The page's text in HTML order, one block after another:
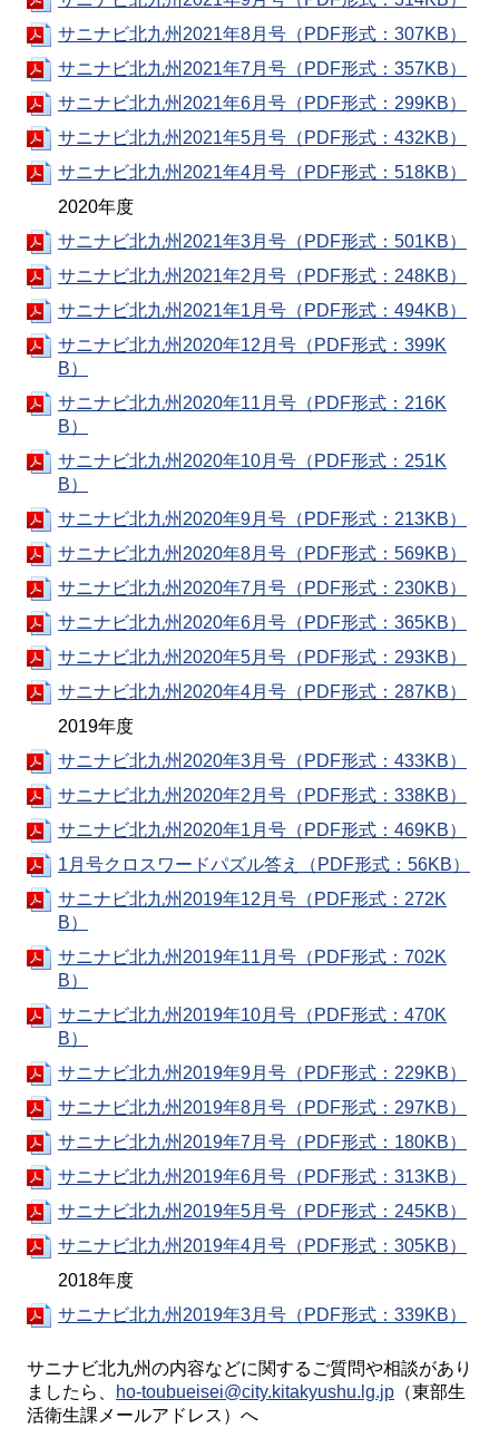
サニナビ北九州2021年8月号（PDF形式：307KB）
サニナビ北九州2021年7月号（PDF形式：357KB）
サニナビ北九州2021年6月号（PDF形式：299KB）
サニナビ北九州2021年5月号（PDF形式：432KB）
サニナビ北九州2021年4月号（PDF形式：518KB）
2020年度
サニナビ北九州2021年3月号（PDF形式：501KB）
サニナビ北九州2021年2月号（PDF形式：248KB）
サニナビ北九州2021年1月号（PDF形式：494KB）
サニナビ北九州2020年12月号（PDF形式：399K
B）
サニナビ北九州2020年11月号（PDF形式：216K
B）
サニナビ北九州2020年10月号（PDF形式：251K
B）
サニナビ北九州2020年9月号（PDF形式：213KB）
サニナビ北九州2020年8月号（PDF形式：569KB）
サニナビ北九州2020年7月号（PDF形式：230KB）
サニナビ北九州2020年6月号（PDF形式：365KB）
サニナビ北九州2020年5月号（PDF形式：293KB）
サニナビ北九州2020年4月号（PDF形式：287KB）
2019年度
サニナビ北九州2020年3月号（PDF形式：433KB）
サニナビ北九州2020年2月号（PDF形式：338KB）
サニナビ北九州2020年1月号（PDF形式：469KB）
1月号クロスワードパズル答え（PDF形式：56KB）
サニナビ北九州2019年12月号（PDF形式：272K
B）
サニナビ北九州2019年11月号（PDF形式：702K
B）
サニナビ北九州2019年10月号（PDF形式：470K
B）
サニナビ北九州2019年9月号（PDF形式：229KB）
サニナビ北九州2019年8月号（PDF形式：297KB）
サニナビ北九州2019年7月号（PDF形式：180KB）
サニナビ北九州2019年6月号（PDF形式：313KB）
サニナビ北九州2019年5月号（PDF形式：245KB）
サニナビ北九州2019年4月号（PDF形式：305KB）
2018年度
サニナビ北九州2019年3月号（PDF形式：339KB）
サニナビ北九州の内容などに関するご質問や相談があり
ましたら、
ho-toubueisei@city.kitakyushu.lg.jp （東部生
活衛生課メールアドレス）へ